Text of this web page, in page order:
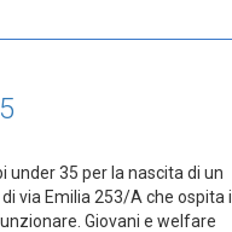
under 35 per la nascita di un
via Emilia 253/A che ospita il
Giovani e welfare